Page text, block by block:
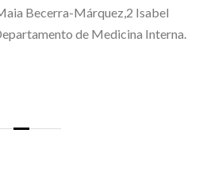
Becerra-Márquez,2 Isabel
de Medicina Interna.